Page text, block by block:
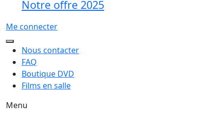
Notre offre 2025
Me connecter
Nous contacter
FAQ
Boutique DVD
Films en salle
Menu